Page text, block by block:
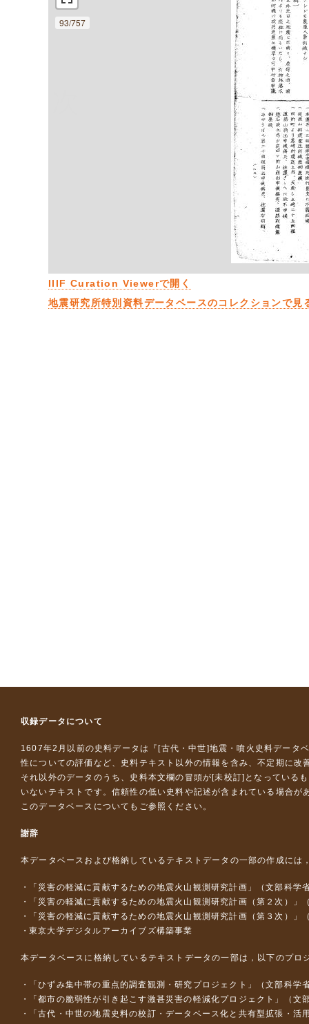
93/757
IIIF Curation Viewerで開く
地震研究所特別資料データベースのコレクションで見
収録データについて
1607年2月以前の史料データは『 [古代・中世]地震・噴火史料データ
性についての評価など、史料テキスト以外の情報を含み、不定期に改
それ以外のデータのうち、史料本文欄の冒頭が[未校訂]となっている
いないテキストです。信頼性の低い史料や記述が含まれている場合が
このデータベースについて もご参照ください。
謝辞
本データベースおよび格納しているテキストデータの一部の作成には
「災害の軽減に貢献するための地震火山観測研究計画」（文部科学
「災害の軽減に貢献するための地震火山観測研究計画（第２次）」
「災害の軽減に貢献するための地震火山観測研究計画（第３次）」
東京大学デジタルアーカイブズ構築事業
本データベースに格納しているテキストデータの一部は，以下のプロ
「ひずみ集中帯の重点的調査観測・研究プロジェクト」（文部科
「都市の脆弱性が引き起こす激甚災害の軽減化プロジェクト」（
「古代・中世の地震史料の校訂・データベース化と共有型拡張・